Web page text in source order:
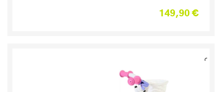
149,90 €